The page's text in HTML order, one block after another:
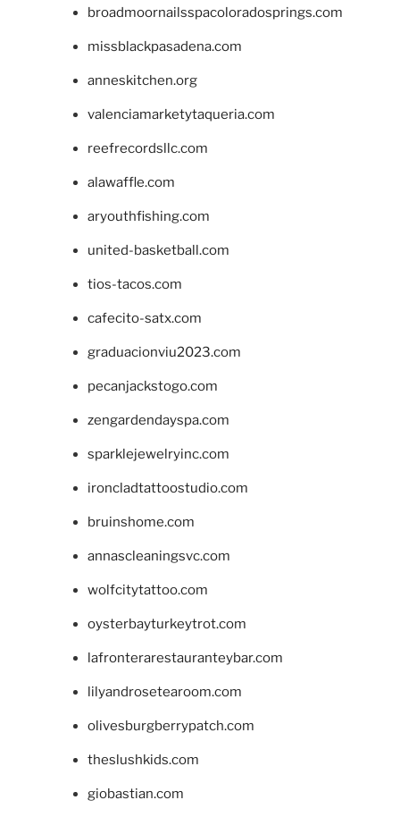
broadmoornailsspacoloradosprings.com
missblackpasadena.com
anneskitchen.org
valenciamarketytaqueria.com
reefrecordsllc.com
alawaffle.com
aryouthfishing.com
united-basketball.com
tios-tacos.com
cafecito-satx.com
graduacionviu2023.com
pecanjackstogo.com
zengardendayspa.com
sparklejewelryinc.com
ironcladtattoostudio.com
bruinshome.com
annascleaningsvc.com
wolfcitytattoo.com
oysterbayturkeytrot.com
lafronterarestauranteybar.com
lilyandrosetearoom.com
olivesburgberrypatch.com
theslushkids.com
giobastian.com